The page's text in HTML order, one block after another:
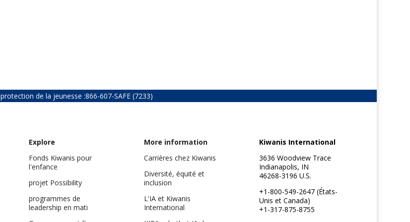
protection de la jeunesse :866-607-SAFE (7233)
Explore
Fonds Kiwanis pour
l'enfance
projet Possibility
programmes de
leadership en mati
More information
Carrières chez Kiwanis
Diversité, équité et
inclusion
L'IA et Kiwanis
International
Kiwanis International
3636 Woodview Trace
Indianapolis, IN
46268-3196 U.S.
+1-800-549-2647 (États-
Unis et Canada)
+1-317-875-8755